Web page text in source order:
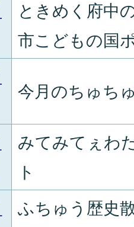
ときめく府中
市こどもの国
今月のちゅち
みてみてぇわ
ト
ふちゅう歴史